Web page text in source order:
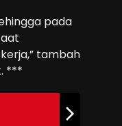
pada
tambah
***